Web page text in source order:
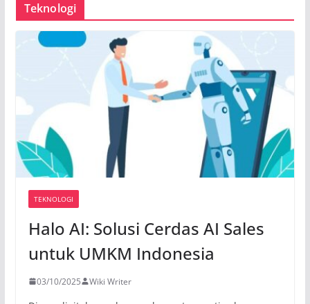
Teknologi
TEKNOLOGI
Halo AI: Solusi Cerdas AI Sales
untuk UMKM Indonesia
03/10/2025 Wiki Writer